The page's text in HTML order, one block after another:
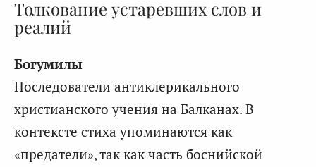
Толкование устаревших слов и
реалий
Богумилы
Последователи антиклерикального
христианского учения на Балканах. В
контексте стиха упоминаются как
«предатели», так как часть боснийской